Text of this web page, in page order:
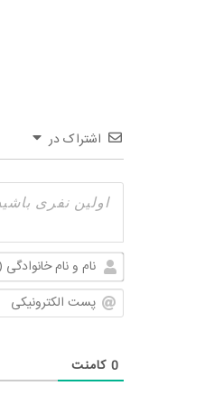
اشتراک در
0 کامنت